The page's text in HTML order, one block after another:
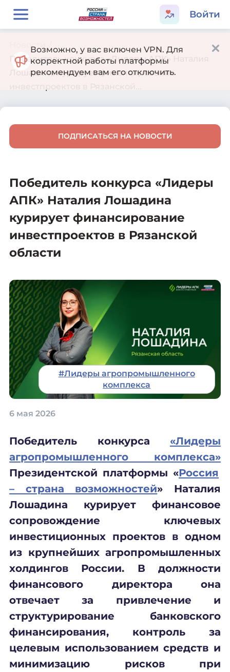
Войти
Новости
Победитель конкурса «Лидеры АПК» Наталия
Лошадина курирует финансирование
ПОДПИСАТЬСЯ НА НОВОСТИ
Победитель конкурса «Лидеры
АПК» Наталия Лошадина
курирует финансирование
инвестпроектов в Рязанской
области
#Лидеры агропромышленного
комплекса
6 мая 2026
Победитель конкурса «Лидеры
агропромышленного комплекса»
Президентской платформы «Россия
– страна возможностей» Наталия
Лошадина курирует финансовое
сопровождение ключевых
инвестиционных проектов в одном
из крупнейших агропромышленных
холдингов России. В должности
финансового директора она
отвечает за привлечение и
структурирование банковского
финансирования, контроль за
целевым использованием средств и
минимизацию рисков при
Возможно, у вас включен VPN. Для
корректной работы платформы
рекомендуем вам его отключить.